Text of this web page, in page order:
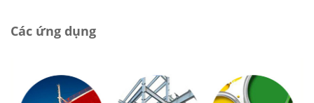
Các ứng dụng